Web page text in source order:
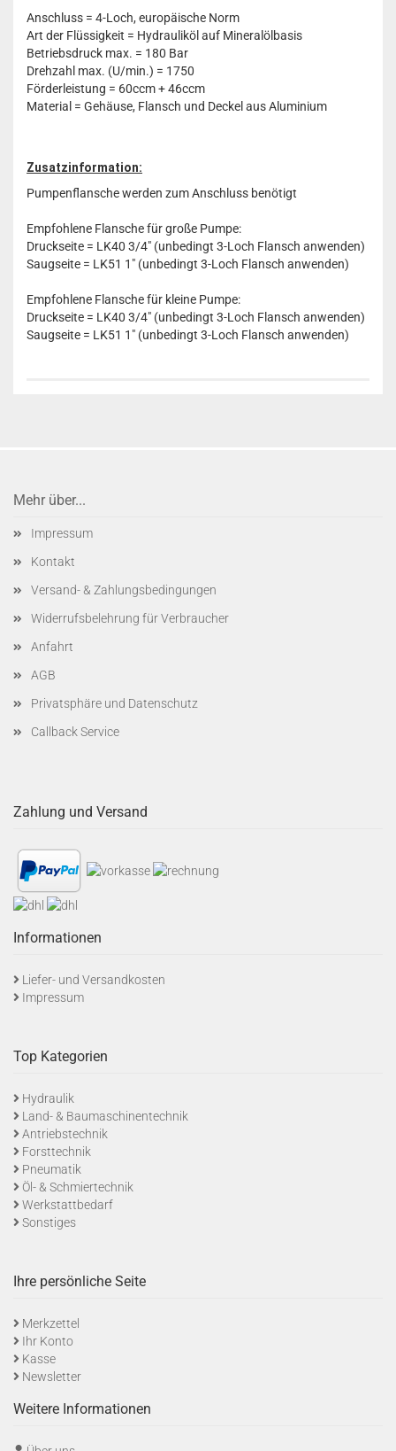
Anschluss = 4-Loch, europäische Norm
Art der Flüssigkeit = Hydrauliköl auf Mineralölbasis
Betriebsdruck max. = 180 Bar
Drehzahl max. (U/min.) = 1750
Förderleistung = 60ccm + 46ccm
Material = Gehäuse, Flansch und Deckel aus Aluminium
Zusatzinformation:
Pumpenflansche werden zum Anschluss benötigt
Empfohlene Flansche für große Pumpe:
Druckseite = LK40 3/4" (unbedingt 3-Loch Flansch anwenden)
Saugseite = LK51 1" (unbedingt 3-Loch Flansch anwenden)
Empfohlene Flansche für kleine Pumpe:
Druckseite = LK40 3/4" (unbedingt 3-Loch Flansch anwenden)
Saugseite = LK51 1" (unbedingt 3-Loch Flansch anwenden)
Mehr über...
Impressum
Kontakt
Versand- & Zahlungsbedingungen
Widerrufsbelehrung für Verbraucher
Anfahrt
AGB
Privatsphäre und Datenschutz
Callback Service
Zahlung und Versand
Informationen
Liefer- und Versandkosten
Impressum
Top Kategorien
Hydraulik
Land- & Baumaschinentechnik
Antriebstechnik
Forsttechnik
Pneumatik
Öl- & Schmiertechnik
Werkstattbedarf
Sonstiges
Ihre persönliche Seite
Merkzettel
Ihr Konto
Kasse
Newsletter
Weitere Informationen